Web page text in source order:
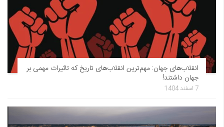
انقلاب‌های جهان: مهم‌ترین انقلاب‌های تاریخ که تاثیرات مهمی بر
جهان داشتند!
7 اسفند 1404